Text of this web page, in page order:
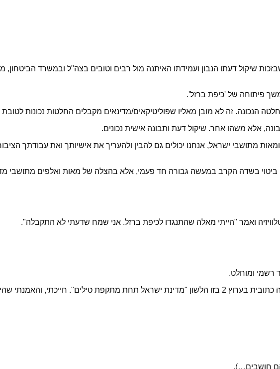
שיקול דעתו הנבון ועמידתו האיתנה מול רבים וטובים בצה"ל ובמשרד הביטחון,
פיתוחה של 'כיפת ברזל'.
הנכונה. זה לא מובן מאליו שפוליטיקאים/מדינאים מקבלים החלטות נכונות
אלא משהו אחר. שיקול דעת ותבונה אישית נכונים.
מתושבי ישראל, אנחנו יכולים גם להבין ולהעריך את אישיותך ואת עבודתך
בשדה הקרב במעשה גבורה חד פעמי, אלא בהצלה של מאות ואלפים מתושבי
ואמר "הייתי מאלה שהתנגדו לכיפת ברזל. אני שמח שדעתי לא התקבלה".
רשמי ומוחלט.
במהלך ירי הרקטות של חמס לעבר ישראל ונפילה שהייתה בחדרה, עלתה כתובית בערוץ 2 בזו הלשון "מדינת ישראל
חושבים…).